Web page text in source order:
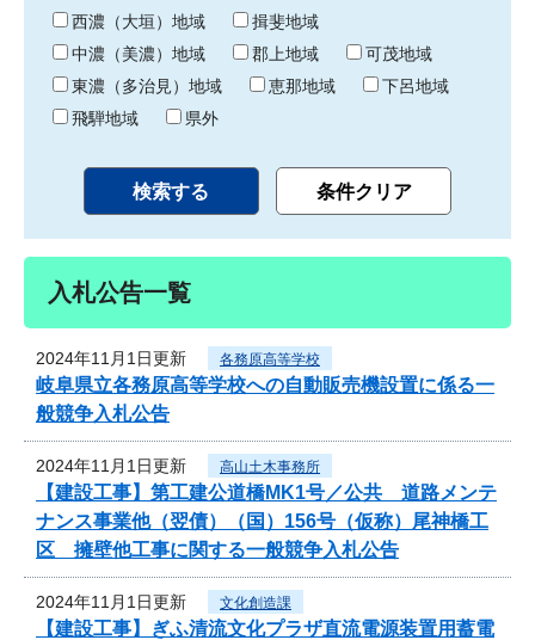
り 西濃（大垣）地域
揖斐地域
中濃（美濃）地域
郡上地域
可茂地域
東濃（多治見）地域
恵那地域
下呂地域
飛騨地域
県外
入札公告一覧
2024年11月1日更新 各務原高等学校
岐阜県立各務原高等学校への自動販売機設置に係る一
般競争入札公告
2024年11月1日更新 高山土木事務所
【建設工事】第工建公道橋MK1号／公共 道路メンテ
ナンス事業他（翌債）（国）156号（仮称）尾神橋工
区 擁壁他工事に関する一般競争入札公告
2024年11月1日更新 文化創造課
【建設工事】ぎふ清流文化プラザ直流電源装置用蓄電